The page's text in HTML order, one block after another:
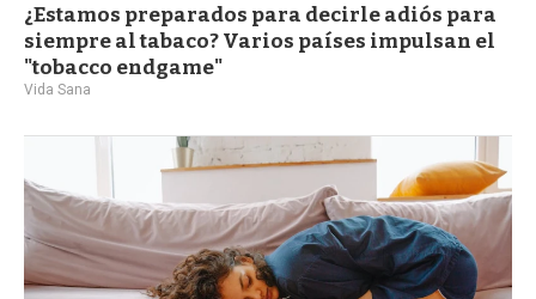
¿Estamos preparados para decirle adiós para
siempre al tabaco? Varios países impulsan el
"tobacco endgame"
Vida Sana